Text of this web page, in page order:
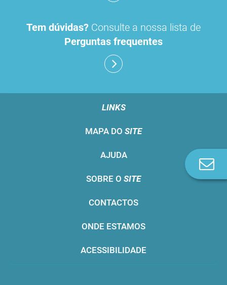
Tem dúvidas? Consulte a nossa lista de
Perguntas frequentes
LINKS
MAPA DO SITE
AJUDA
SOBRE O SITE
CONTACTOS
ONDE ESTAMOS
ACESSIBILIDADE